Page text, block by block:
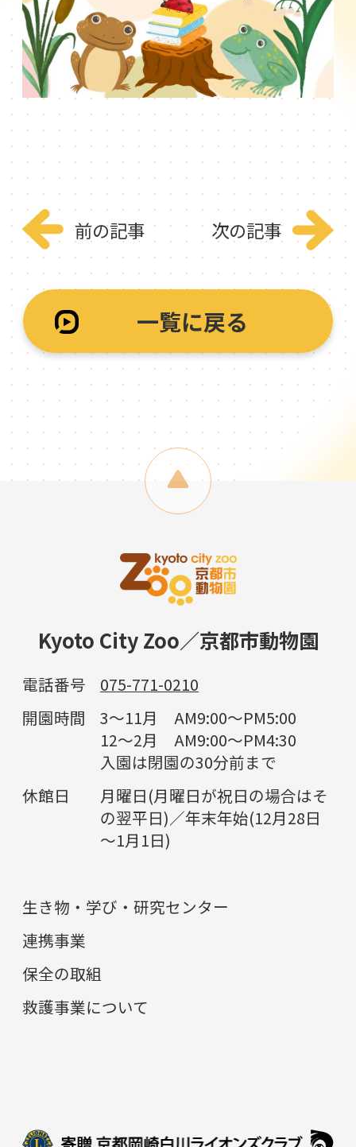
前の記事
一覧に戻る
次の記事
Kyoto City Zoo／京都市動物園
電話番号
075-771-0210
開園時間
3～11月 AM9:00～PM5:00
12～2月 AM9:00～PM4:30
入園は閉園の30分前まで
休館日
月曜日(月曜日が祝日の場合はそ
の翌平日)／年末年始(12月28日
～1月1日)
生き物・学び・研究センター
連携事業
保全の取組
救護事業について